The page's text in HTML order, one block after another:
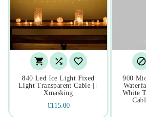
  
840 Led Ice Light Fixed
Light Transparent Cable | |
Xmasking
€115.00

900
White